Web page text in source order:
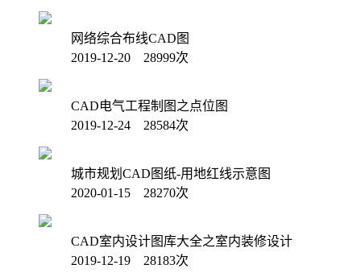
网络综合布线CAD图
2019-12-20 28999次
CAD电气工程制图之点位图
2019-12-24 28584次
城市规划CAD图纸-用地红线示意图
2020-01-15 28270次
CAD室内设计图库大全之室内装修设计
2019-12-19 28183次